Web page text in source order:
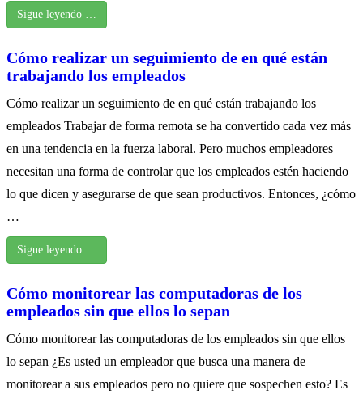
Sigue leyendo …
Cómo realizar un seguimiento de en qué están
trabajando los empleados
Cómo realizar un seguimiento de en qué están trabajando los
empleados Trabajar de forma remota se ha convertido cada vez más
en una tendencia en la fuerza laboral. Pero muchos empleadores
necesitan una forma de controlar que los empleados estén haciendo
lo que dicen y asegurarse de que sean productivos. Entonces, ¿cómo
…
Sigue leyendo …
Cómo monitorear las computadoras de los
empleados sin que ellos lo sepan
Cómo monitorear las computadoras de los empleados sin que ellos
lo sepan ¿Es usted un empleador que busca una manera de
monitorear a sus empleados pero no quiere que sospechen esto? Es